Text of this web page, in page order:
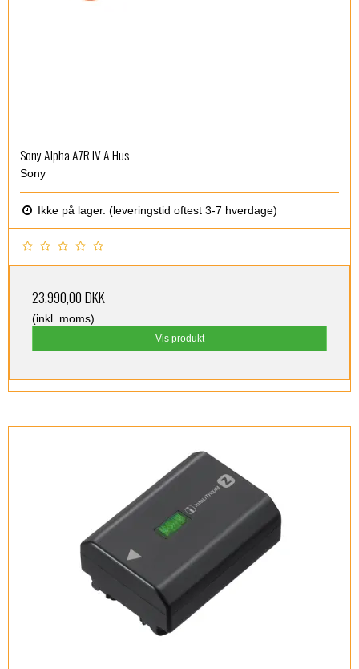
Sony Alpha A7R IV A Hus
Sony
Ikke på lager. (leveringstid oftest 3-7 hverdage)
23.990,00 DKK
(inkl. moms)
Vis produkt